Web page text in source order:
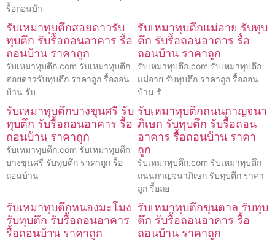
รื้อถอนบ้า
รับเหมาทุบตึกสอยดาวรับ
ทุบตึก รับรื้อถอนอาคาร รื้อ
ถอนบ้าน ราคาถูก
รับเหมาทุบตึก.com รับเหมาทุบตึก
สอยดาวรับทุบตึก ราคาถูก รื้อถอน
บ้าน รับ
รับเหมาทุบตึกแม่อาย รับทุบ
ตึก รับรื้อถอนอาคาร รื้อ
ถอนบ้าน ราคาถูก
รับเหมาทุบตึก.com รับเหมาทุบตึก
แม่อาย รับทุบตึก ราคาถูก รื้อถอน
บ้าน รั
รับเหมาทุบตึกบางขุนศรี รับ
ทุบตึก รับรื้อถอนอาคาร รื้อ
ถอนบ้าน ราคาถูก
รับเหมาทุบตึก.com รับเหมาทุบตึก
บางขุนศรี รับทุบตึก ราคาถูก รื้อ
ถอนบ้าน
รับเหมาทุบตึกถนนกาญจนา
ภิเษก รับทุบตึก รับรื้อถอน
อาคาร รื้อถอนบ้าน ราคา
ถูก
รับเหมาทุบตึก.com รับเหมาทุบตึก
ถนนกาญจนาภิเษก รับทุบตึก ราคา
ถูก รื้อถอ
รับเหมาทุบตึกหนองมะโมง
รับทุบตึก รับรื้อถอนอาคาร
รื้อถอนบ้าน ราคาถูก
รับเหมาทุบตึกขุนตาล รับทุบ
ตึก รับรื้อถอนอาคาร รื้อ
ถอนบ้าน ราคาถูก